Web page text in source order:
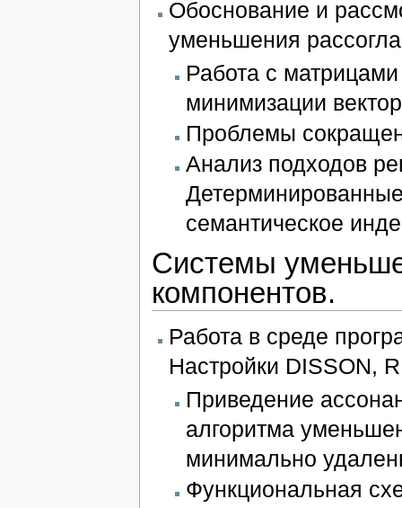
Обоснование и
уменьшения
Работа с
минимизации
Проблемы
Анализ подходов
семантическое
Системы
компонентов.
Работа в среде
Настройки DISSON,
Приведение
алгоритма
минимально
Функциональная